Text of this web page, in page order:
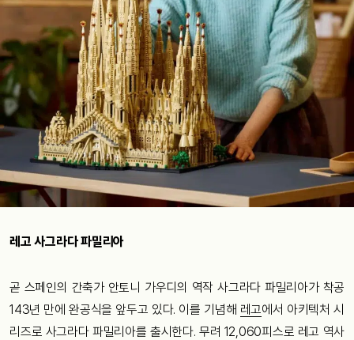
레고 사그라다 파밀리아
곧 스페인의 간축가 안토니 가우디의 역작 사그라다 파밀리아가 착공
143년 만에 완공식을 앞두고 있다. 이를 기념해 레고에서 아키텍처 시
리즈로 사그라다 파밀리아를 출시한다. 무려 12,060피스로 레고 역사